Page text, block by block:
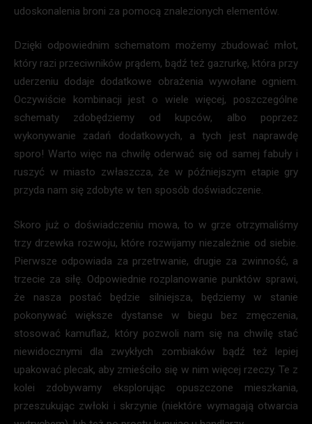
udoskonalenia broni za pomocą znalezionych elementów.
Dzięki odpowiednim schematom możemy zbudować młot,
który razi przeciwników prądem, bądź też gazrurkę, która przy
uderzeniu dodaje dodatkowe obrażenia wywołane ogniem.
Oczywiście kombinacji jest o wiele więcej, poszczególne
schematy zdobędziemy od kupców, albo poprzez
wykonywanie zadań dodatkowych, a tych jest naprawdę
sporo! Warto więc na chwilę oderwać się od samej fabuły i
ruszyć w miasto zwłaszcza, że w późniejszym etapie gry
przyda nam się zdobyte w ten sposób doświadczenie.
Skoro już o doświadczeniu mowa, to w grze otrzymaliśmy
trzy drzewka rozwoju, które rozwijamy niezależnie od siebie.
Pierwsze odpowiada za przetrwanie, drugie za zwinność, a
trzecie za siłę. Odpowiednie rozplanowanie punktów sprawi,
że nasza postać będzie silniejsza, będziemy w stanie
pokonywać większe dystanse w biegu bez zmęczenia,
stosować kamuflaż, który pozwoli nam się na chwilę stać
niewidocznymi dla zwykłych zombiaków bądź też lepiej
upakować plecak, aby zmieściło się w nim więcej rzeczy. Te z
kolei zdobywamy eksplorując opuszczone mieszkania,
przeszukując zwłoki i skrzynie (niektóre wymagają otwarcia